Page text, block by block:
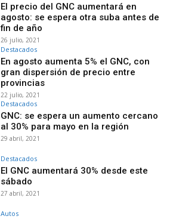
El precio del GNC aumentará en
agosto: se espera otra suba antes de
fin de año
26 julio, 2021
Destacados
En agosto aumenta 5% el GNC, con
gran dispersión de precio entre
provincias
22 julio, 2021
Destacados
GNC: se espera un aumento cercano
al 30% para mayo en la región
29 abril, 2021
Destacados
El GNC aumentará 30% desde este
sábado
27 abril, 2021
Autos